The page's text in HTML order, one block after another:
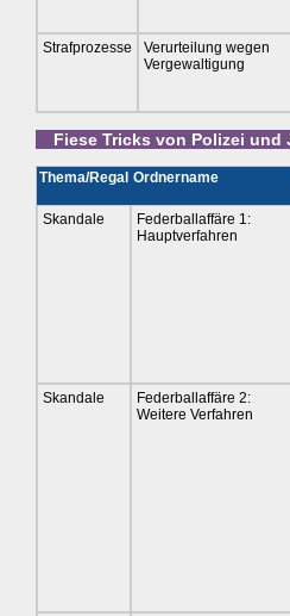
Strafprozesse
Verurteilung wegen
Vergewaltigung
Fiese Tricks von Polizei
Thema/Regal Ordnername
Skandale
Federballaffäre 1:
Hauptverfahren
Skandale
Federballaffäre 2:
Weitere Verfahren